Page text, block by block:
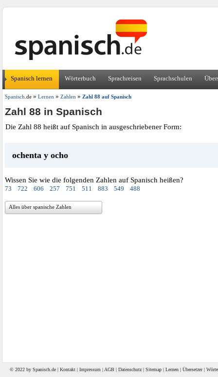
Spanisch lernen Wörterbuch Sprachreisen Sprachschulen
Spanisch .de» Lernen» Zahlen» Zahl 88 auf Spanisch
Zahl 88 in Spanisch
Die Zahl 88 heißt auf Spanisch in ausgeschriebener Form:
ochenta y ocho
Wissen Sie wie die folgenden Zahlen auf Spanisch heißen?
73 722 606 257 751 511 883 549 488
Alles über spanische Zahlen
© 2022 by Spanisch .de | Kontakt | Impressum | AGB | Datenschutz | Sitemap | Lernen | Übersetzer|